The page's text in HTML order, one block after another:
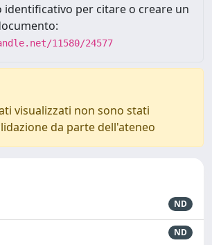
identificativo per citare o creare un
11580/24577
visualizzati non sono stati
da parte dell'ateneo
ND
ND